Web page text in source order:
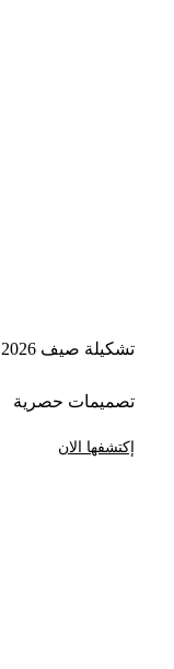
تشكيلة صيف 2026
تصميمات حصرية
إكتشفها الان